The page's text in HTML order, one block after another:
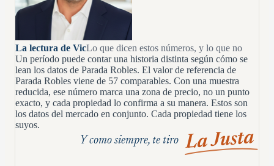
La lectura de VicLo que dicen estos números, y lo que no
Un período puede contar una historia distinta según cómo se
lean los datos de Parada Robles. El valor de referencia de
Parada Robles viene de 57 comparables. Con una muestra
reducida, ese número marca una zona de precio, no un punto
exacto, y cada propiedad lo confirma a su manera. Estos son
los datos del mercado en conjunto. Cada propiedad tiene los
suyos.
Y como siempre, te tiro La Justa